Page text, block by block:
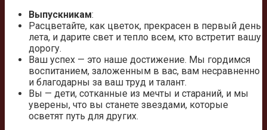
Выпускникам:
Расцветайте, как цветок, прекрасен в первый день
лета, и дарите свет и тепло всем, кто встретит вашу
дорогу.
Ваш успех — это наше достижение. Мы гордимся
воспитанием, заложенным в вас, вам несравненно
и благодарны за ваш труд и талант.
Вы — дети, сотканные из мечты и стараний, и мы
уверены, что вы станете звездами, которые
осветят путь для других.